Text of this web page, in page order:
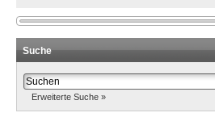
Suche
Erweiterte Suche »